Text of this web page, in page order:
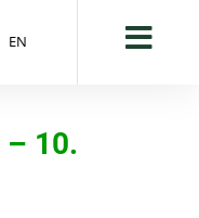
EN
– 10.